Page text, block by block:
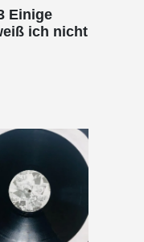
Einige
ich nicht